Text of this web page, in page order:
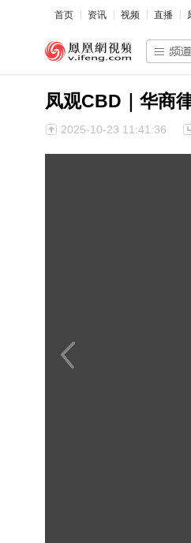
首页 资讯 视频 直播
凤观CBD｜华商
2025-10-23 11:41:36